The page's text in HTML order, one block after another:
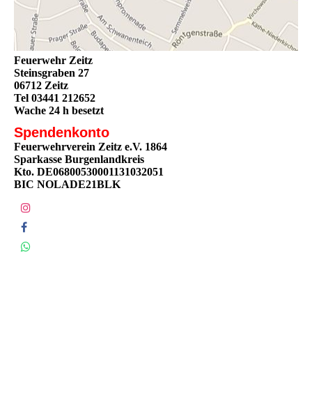
Feuerwehr Zeitz
Steinsgraben 27
06712 Zeitz
Tel 03441 212652
Wache 24 h besetzt
Spendenkonto
Feuerwehrverein Zeitz e.V. 1864
Sparkasse Burgenlandkreis
Kto. DE06800530001131032051
BIC NOLADE21BLK